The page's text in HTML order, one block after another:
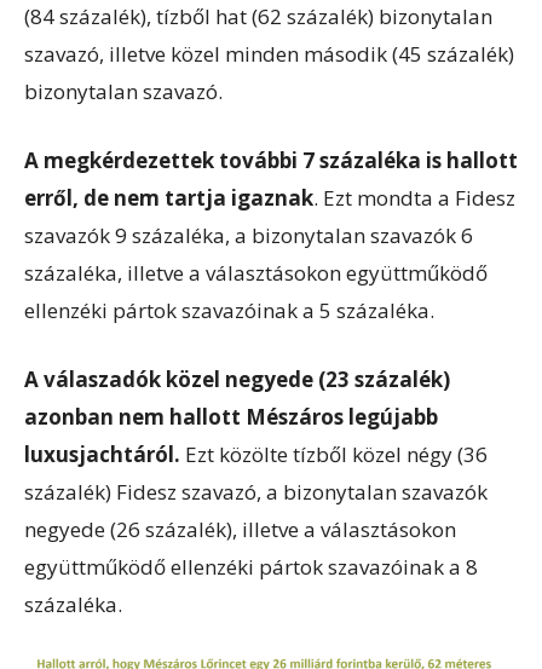
(84 százalék), tízből hat (62 százalék) bizonytalan
szavazó, illetve közel minden második (45 százalék)
bizonytalan szavazó.
A megkérdezettek további 7 százaléka is hallott
erről, de nem tartja igaznak. Ezt mondta a Fidesz
szavazók 9 százaléka, a bizonytalan szavazók 6
százaléka, illetve a választásokon együttműködő
ellenzéki pártok szavazóinak a 5 százaléka.
A válaszadók közel negyede (23 százalék)
azonban nem hallott Mészáros legújabb
luxusjachtáról. Ezt közölte tízből közel négy (36
százalék) Fidesz szavazó, a bizonytalan szavazók
negyede (26 százalék), illetve a választásokon
együttműködő ellenzéki pártok szavazóinak a 8
százaléka.